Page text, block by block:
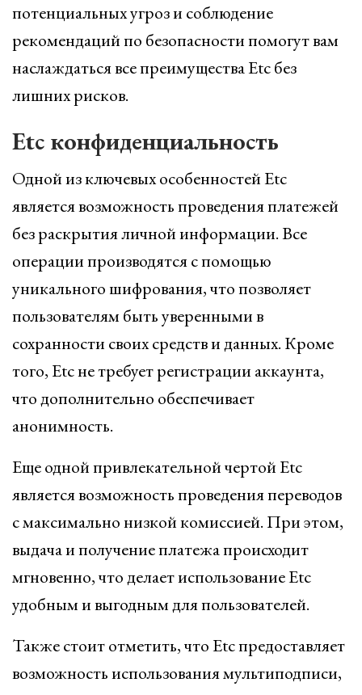
потенциальных угроз и соблюдение
рекомендаций по безопасности помогут вам
наслаждаться все преимущества Etc без
лишних рисков.
Etc конфиденциальность
Одной из ключевых особенностей Etc
является возможность проведения платежей
без раскрытия личной информации. Все
операции производятся с помощью
уникального шифрования, что позволяет
пользователям быть уверенными в
сохранности своих средств и данных. Кроме
того, Etc не требует регистрации аккаунта,
что дополнительно обеспечивает
анонимность.
Еще одной привлекательной чертой Etc
является возможность проведения переводов
с максимально низкой комиссией. При этом,
выдача и получение платежа происходит
мгновенно, что делает использование Etc
удобным и выгодным для пользователей.
Также стоит отметить, что Etc предоставляет
возможность использования мультиподписи,